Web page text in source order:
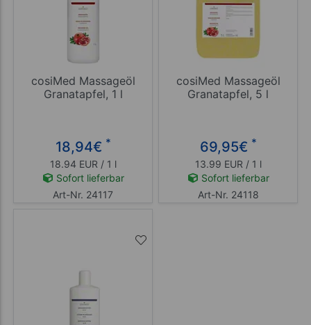
cosiMed Massageöl
Granatapfel, 1 l
18,94€ *
18.94 EUR / 1 l
Sofort lieferbar
Art-Nr. 24117
cosiMed Massageöl
Granatapfel, 5 l
69,95€ *
13.99 EUR / 1 l
Sofort lieferbar
Art-Nr. 24118